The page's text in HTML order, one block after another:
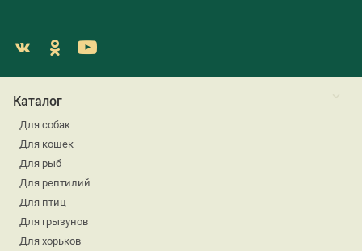
Каталог
Для собак
Для кошек
Для рыб
Для рептилий
Для птиц
Для грызунов
Для хорьков